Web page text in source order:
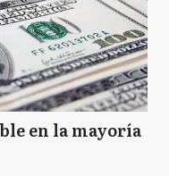
en la mayoría